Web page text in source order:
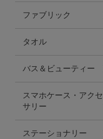
バッグ
キッチン・ダイニング
ダイニング
キッチン
ファブリック
タオル
バス＆ビューティー
スマホケース・アクセ
サリー
ステーショナリー